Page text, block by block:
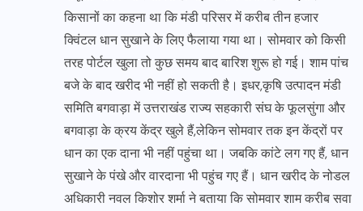
किसानों का कहना था कि मंडी परिसर में करीब तीन हजार
क्विंटल धान सुखाने के लिए फैलाया गया था। सोमवार को किसी
तरह पोर्टल खुला तो कुछ समय बाद बारिश शुरू हो गई। शाम पांच
बजे के बाद खरीद भी नहीं हो सकती है। इधर,कृषि उत्पादन मंडी
समिति बगवाड़ा में उत्तराखंड राज्य सहकारी संघ के फूलसुंगा और
बगवाड़ा के क्रय केंद्र खुले हैं,लेकिन सोमवार तक इन केंद्रों पर
धान का एक दाना भी नहीं पहुंचा था। जबकि कांटे लग गए हैं, धान
सुखाने के पंखे और वारदाना भी पहुंच गए हैं। धान खरीद के नोडल
अधिकारी नवल किशोर शर्मा ने बताया कि सोमवार शाम करीब सवा